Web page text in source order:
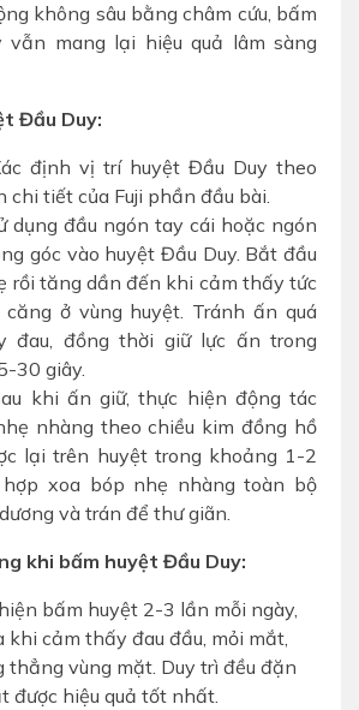
không sâu bằng châm cứu, bấm
vẫn mang lại hiệu quả lâm sàng
Đầu Duy:
định vị trí huyệt Đầu Duy theo
chi tiết của Fuji phần đầu bài.
dụng đầu ngón tay cái hoặc ngón
góc vào huyệt Đầu Duy. Bắt đầu
rồi tăng dần đến khi cảm thấy tức
ở vùng huyệt. Tránh ấn quá
đau, đồng thời giữ lực ấn trong
30 giây.
khi ấn giữ, thực hiện động tác
nhàng theo chiều kim đồng hồ
lại trên huyệt trong khoảng 1-2
hợp xoa bóp nhẹ nhàng toàn bộ
và trán để thư giãn.
khi bấm huyệt Đầu Duy:
bấm huyệt 2-3 lần mỗi ngày,
khi cảm thấy đau đầu, mỏi mắt,
thẳng vùng mặt. Duy trì đều đặn
được hiệu quả tốt nhất.